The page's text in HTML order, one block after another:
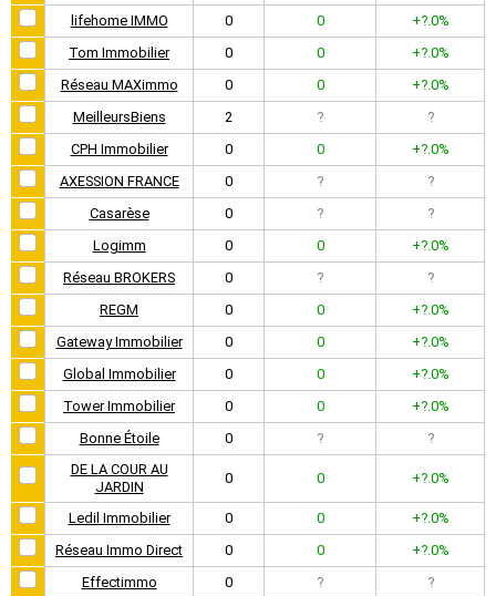
lifehome IMMO 0 0
+?.0%
Tom Immobilier
0 0
+?.0%
Réseau MAXimmo
0 0
+?.0%
MeilleursBiens
2 ?
?
CPH Immobilier
0 0
+?.0%
AXESSION FRANCE
0 ?
?
Casarèse
0 ?
?
Logimm
0 0
+?.0%
Réseau BROKERS
0 ?
?
REGM
0 0
+?.0%
Gateway Immobilier
0 0
+?.0%
Global Immobilier
0 0
+?.0%
Tower Immobilier
0 0
+?.0%
Bonne Étoile
0 ?
?
DE LA COUR AU
JARDIN
0 0 +?.0%
Ledil Immobilier 0 0
+?.0%
Réseau Immo Direct
0 0
+?.0%
Effectimmo
0 ?
?